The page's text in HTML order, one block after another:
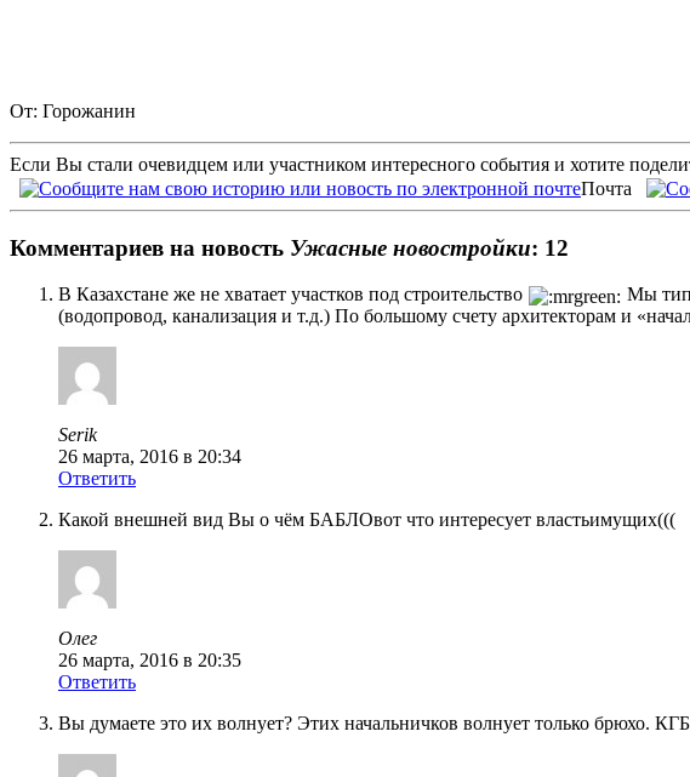
От: Горожанин
Если Вы стали очевидцем или участником интересного события и хотите
Почта
Комментариев на новость Ужасные новостройки: 12
В Казахстане же не хватает участков под строительство Мы
(водопровод, канализация и т.д.) По большому счету архитекторам и
Serik
26 марта, 2016 в 20:34
Ответить
Какой внешней вид Вы о чём БАБЛОвот что интересует властьимущих(((
Олег
26 марта, 2016 в 20:35
Ответить
Вы думаете это их волнует? Этих начальничков волнует только брюхо.